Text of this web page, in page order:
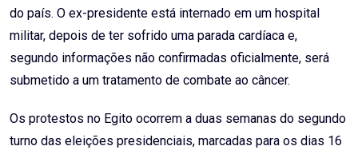
do país. O ex-presidente está internado em um hospital
militar, depois de ter sofrido uma parada cardíaca e,
segundo informações não confirmadas oficialmente, será
submetido a um tratamento de combate ao câncer.
Os protestos no Egito ocorrem a duas semanas do segundo
turno das eleições presidenciais, marcadas para os dias 16